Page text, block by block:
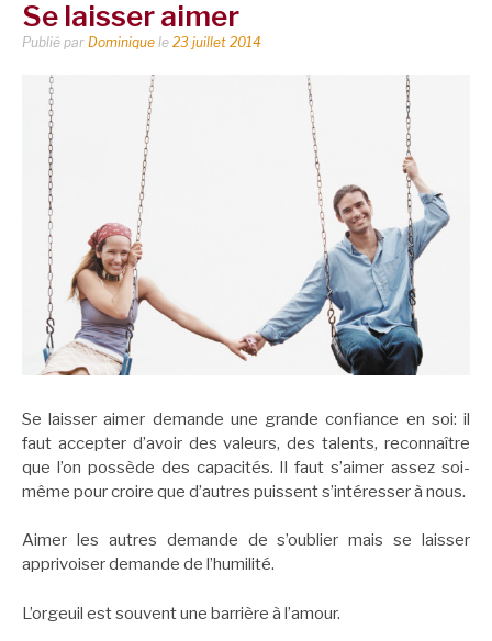
Se laisser aimer
Publié par Dominique le 23 juillet 2014
Se laisser aimer demande une grande confiance en soi: il
faut accepter d’avoir des valeurs, des talents, reconnaître
que l’on possède des capacités. Il faut s’aimer assez soi-
même pour croire que d’autres puissent s’intéresser à nous.
Aimer les autres demande de s’oublier mais se laisser
apprivoiser demande de l’humilité.
L’orgeuil est souvent une barrière à l’amour.